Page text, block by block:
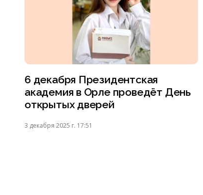
6 декабря Президентская
академия в Орле проведёт День
открытых дверей
3 декабря 2025 г. 17:51